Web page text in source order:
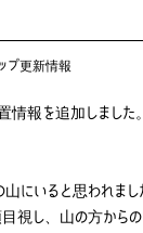
プ更新情報
報を追加しました。
にいると思われまし
し、山の方からの